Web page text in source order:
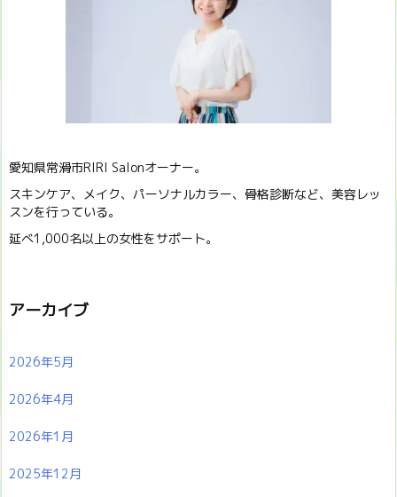
愛知県常滑市RIRI Salonオーナー。
スキンケア、メイク、パーソナルカラー、骨格診断など、美容レッ
スンを行っている。
延べ1,000名以上の女性をサポート。
アーカイブ
2026年5月
2026年4月
2026年1月
2025年12月